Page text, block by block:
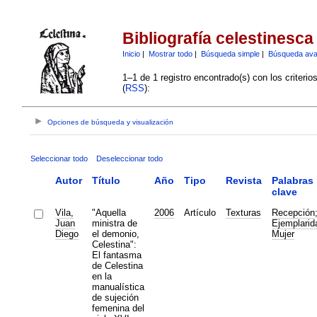
Bibliografía celestinesca
Inicio| Mostrar todo| Búsqueda simple| Búsqueda
1–1 de 1 registro encontrado(s) con los
(RSS):
Opciones de búsqueda y visualización
Seleccionar todo Deseleccionar todo
Autor Título Año Tipo Revista
Palabras
clave
Vila,
Juan
Diego
"Aquella
ministra de
el demonio,
Celestina":
El fantasma
de Celestina
en la
manualística
de sujeción
femenina del
2006 Artículo Texturas Recepción;
Mujer